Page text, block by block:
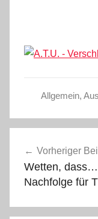
Allgemein,
Vorheriger
Wetten,
Nachfolge für